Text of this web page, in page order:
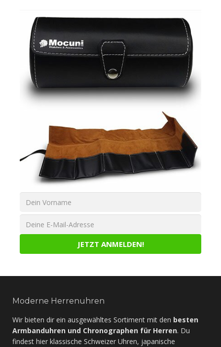
Moderne Herrenuhren
Wir bieten dir ein ausgewähltes Sortiment mit den besten
Armbanduhren und Chronographen für Herren. Du
findest hier klassische Schweizer Uhren, japanische